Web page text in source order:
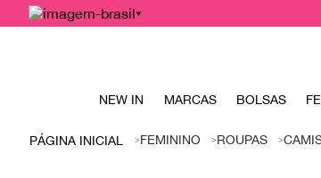
NEW IN MARCAS BOLSAS
FEMININO ROUPAS